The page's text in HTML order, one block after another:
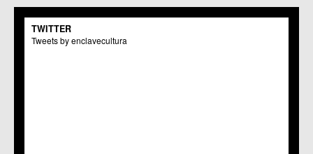
TWITTER
Tweets by enclavecultura